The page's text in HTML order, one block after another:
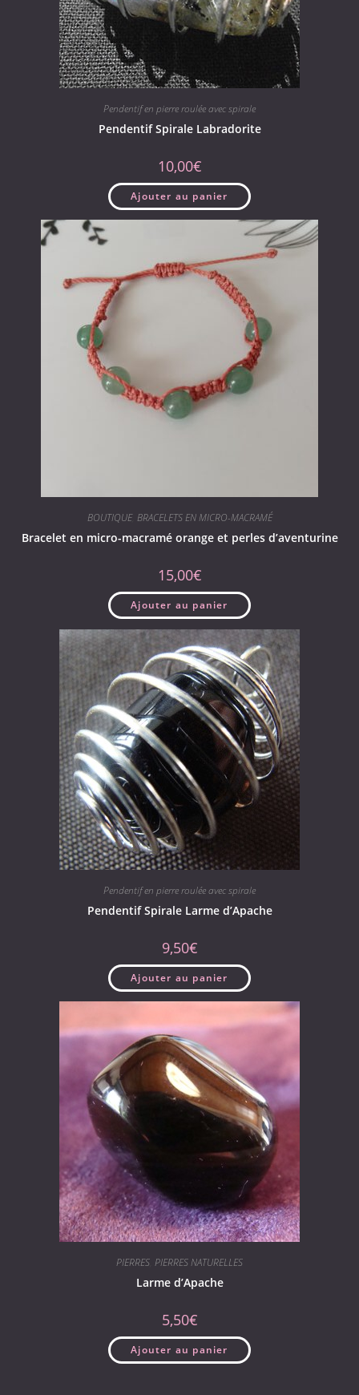
Pendentif en pierre roulée avec spirale
Pendentif Spirale Labradorite
10,00€
Ajouter au panier
BOUTIQUE, BRACELETS EN MICRO-MACRAMÉ
Bracelet en micro-macramé orange et perles d’aventurine
15,00€
Ajouter au panier
Pendentif en pierre roulée avec spirale
Pendentif Spirale Larme d’Apache
9,50€
Ajouter au panier
PIERRES PIERRES NATURELLES
Larme d’Apache
5,50€
Ajouter au panier